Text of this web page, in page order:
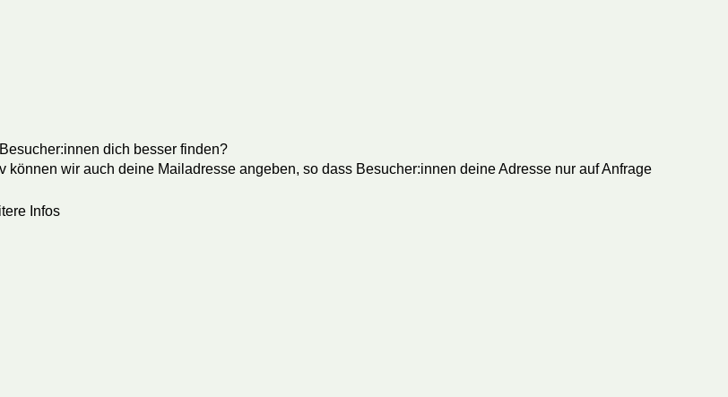
dich besser finden?
können wir auch deine Mailadresse angeben, so dass Besucher:innen deine Adresse nur auf Anfrage
Infos